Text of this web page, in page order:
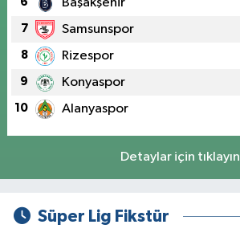
7 Samsunspor
8 Rizespor
9 Konyaspor
10 Alanyaspor
Detaylar için tıklayın
Süper Lig Fikstür